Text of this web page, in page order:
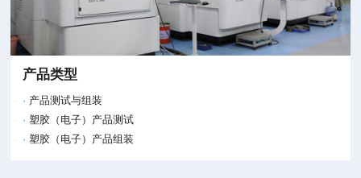
产品类型
产品测试与组装
塑胶（电子）产品测试
塑胶（电子）产品组装